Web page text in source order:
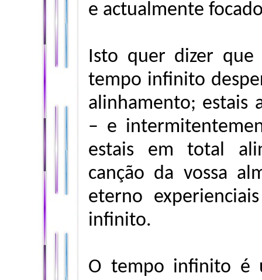
e actualmente
Isto quer dizer
tempo infinito
alinhamento; estais
– e
estais em total
canção da vossa
eterno
infinito.
O tempo infinito é